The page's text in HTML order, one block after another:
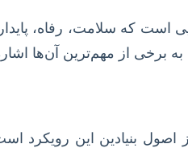
که سلامت، رفاه،
برخی از مهم‌ترین آن‌ها
بنیادین این رویکرد